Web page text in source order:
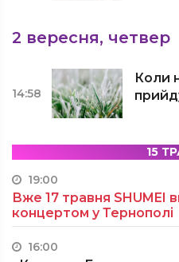
2 вересня, четвер
14:58
Коли
15
19:00
Вже 17 травня SHUMEI
концертом у Тернополі
16:00